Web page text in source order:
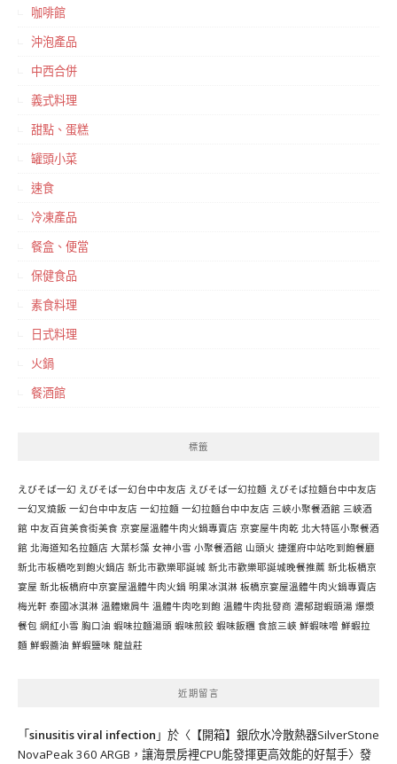
咖啡館
沖泡產品
中西合併
義式料理
甜點、蛋糕
罐頭小菜
速食
冷凍產品
餐盒、便當
保健食品
素食料理
日式料理
火鍋
餐酒館
標籤
えびそば一幻 えびそば一幻台中中友店 えびそば一幻拉麵 えびそば拉麵台中中友店
一幻叉燒飯 一幻台中中友店 一幻拉麵 一幻拉麵台中中友店 三峽小聚餐酒館 三峽酒
館 中友百貨美食街美食 京宴屋溫體牛肉火鍋專賣店 京宴屋牛肉乾 北大特區小聚餐酒
館 北海道知名拉麵店 大葉杉藻 女神小雪 小聚餐酒館 山頭火 捷運府中站吃到飽餐廳
新北市板橋吃到飽火鍋店 新北市歡樂耶誕城 新北市歡樂耶誕城晚餐推薦 新北板橋京
宴屋 新北板橋府中京宴屋溫體牛肉火鍋 明果冰淇淋 板橋京宴屋溫體牛肉火鍋專賣店
梅光軒 泰國冰淇淋 溫體嫩肩牛 溫體牛肉吃到飽 溫體牛肉批發商 濃郁甜蝦頭湯 爆漿
餐包 網紅小雪 胸口油 蝦味拉麵湯頭 蝦味煎餃 蝦味飯糰 食旅三峽 鮮蝦味噌 鮮蝦拉
麵 鮮蝦醬油 鮮蝦鹽味 龍益莊
近期留言
「sinusitis viral infection 」於〈 【開箱】銀欣水冷散熱器SilverStone
NovaPeak 360 ARGB，讓海景房裡CPU能發揮更高效能的好幫手〉發